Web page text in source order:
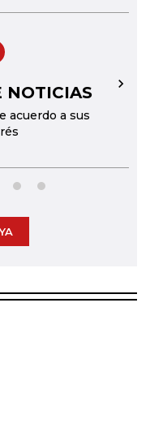
NOTICIAS
acuerdo a sus
→